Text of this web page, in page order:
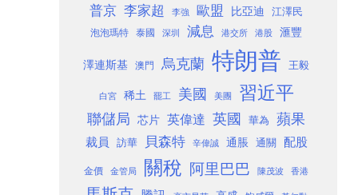
普京 李家超 李強 歐盟 比亞迪 江澤民
泡泡瑪特 泰國 深圳 減息 港交所 港股 滙豐
澤連斯基 澳門 烏克蘭 特朗普 王毅
白宮 稀土 罷工 美國 美團 習近平
聯儲局 芯片 英偉達 英國 華為 蘋果
裁員 訪華 貝森特 辛偉誠 通脹 通關 配股
金價 金管局 關稅 阿里巴巴 陳茂波 香港